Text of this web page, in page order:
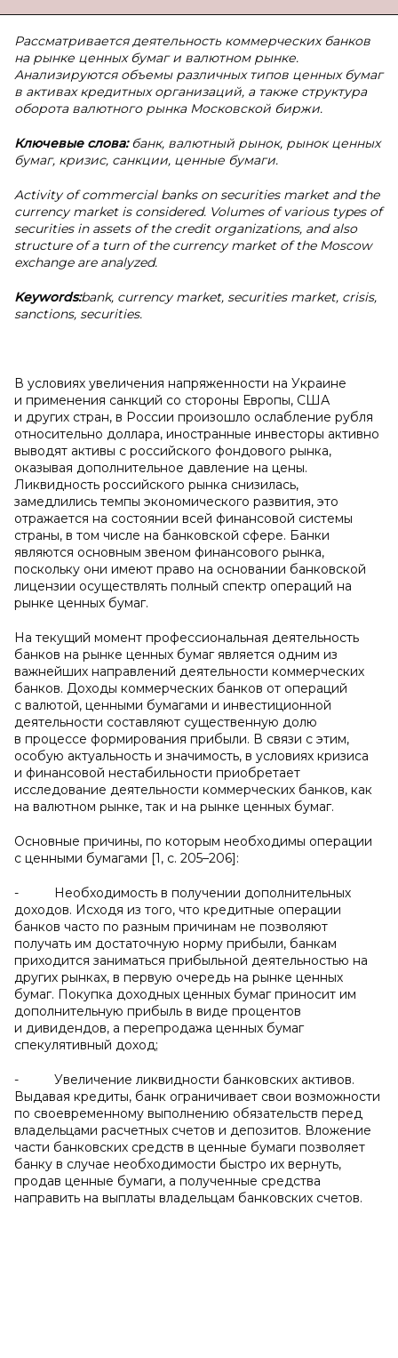
Рассматривается деятельность коммерческих банков
на рынке ценных бумаг и валютном рынке.
Анализируются объемы различных типов ценных бумаг
в активах кредитных организаций, а также структура
оборота валютного рынка Московской биржи.
Ключевые слова: банк, валютный рынок, рынок ценных
бумаг, кризис, санкции, ценные бумаги.
Activity of commercial banks on securities market and the
currency market is considered. Volumes of various types of
securities in assets of the credit organizations, and also
structure of a turn of the currency market of the Moscow
exchange are analyzed.
Keywords:bank, currency market, securities market, crisis,
sanctions, securities.
В условиях увеличения напряженности на Украине
и применения санкций со стороны Европы, США
и других стран, в России произошло ослабление рубля
относительно доллара, иностранные инвесторы активно
выводят активы с российского фондового рынка,
оказывая дополнительное давление на цены.
Ликвидность российского рынка снизилась,
замедлились темпы экономического развития, это
отражается на состоянии всей финансовой системы
страны, в том числе на банковской сфере. Банки
являются основным звеном финансового рынка,
поскольку они имеют право на основании банковской
лицензии осуществлять полный спектр операций на
рынке ценных бумаг.
На текущий момент профессиональная деятельность
банков на рынке ценных бумаг является одним из
важнейших направлений деятельности коммерческих
банков. Доходы коммерческих банков от операций
с валютой, ценными бумагами и инвестиционной
деятельности составляют существенную долю
в процессе формирования прибыли. В связи с этим,
особую актуальность и значимость, в условиях кризиса
и финансовой нестабильности приобретает
исследование деятельности коммерческих банков, как
на валютном рынке, так и на рынке ценных бумаг.
Основные причины, по которым необходимы операции
с ценными бумагами [1, c. 205–206]:
- Необходимость в получении дополнительных
доходов. Исходя из того, что кредитные операции
банков часто по разным причинам не позволяют
получать им достаточную норму прибыли, банкам
приходится заниматься прибыльной деятельностью на
других рынках, в первую очередь на рынке ценных
бумаг. Покупка доходных ценных бумаг приносит им
дополнительную прибыль в виде процентов
и дивидендов, а перепродажа ценных бумаг
спекулятивный доход;
- Увеличение ликвидности банковских активов.
Выдавая кредиты, банк ограничивает свои возможности
по своевременному выполнению обязательств перед
владельцами расчетных счетов и депозитов. Вложение
части банковских средств в ценные бумаги позволяет
банку в случае необходимости быстро их вернуть,
продав ценные бумаги, а полученные средства
направить на выплаты владельцам банковских счетов.